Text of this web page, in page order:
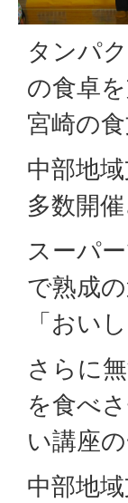
タンパ
の食卓
宮崎の
中部地
多数開
スーパ
で熟成
「おい
さらに
を食べ
い講座
中部地